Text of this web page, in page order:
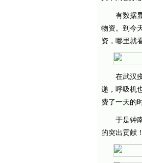
有数据
物资。到今
资，哪里就
在武汉
递，呼吸机
费了一天的
于是钟
的突出贡献！